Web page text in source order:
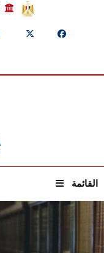
القائمة